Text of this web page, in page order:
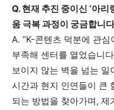
Q. 현재 추진 중이신 ‘아리
움 극복 과정이 궁금합니
A. “K-콘텐츠 덕분에 관
부족해 센터를 열었습니
보이지 않는 벽을 넘는 일
시간과 현지 인연들이 큰
되는 방법을 찾아가며, 제